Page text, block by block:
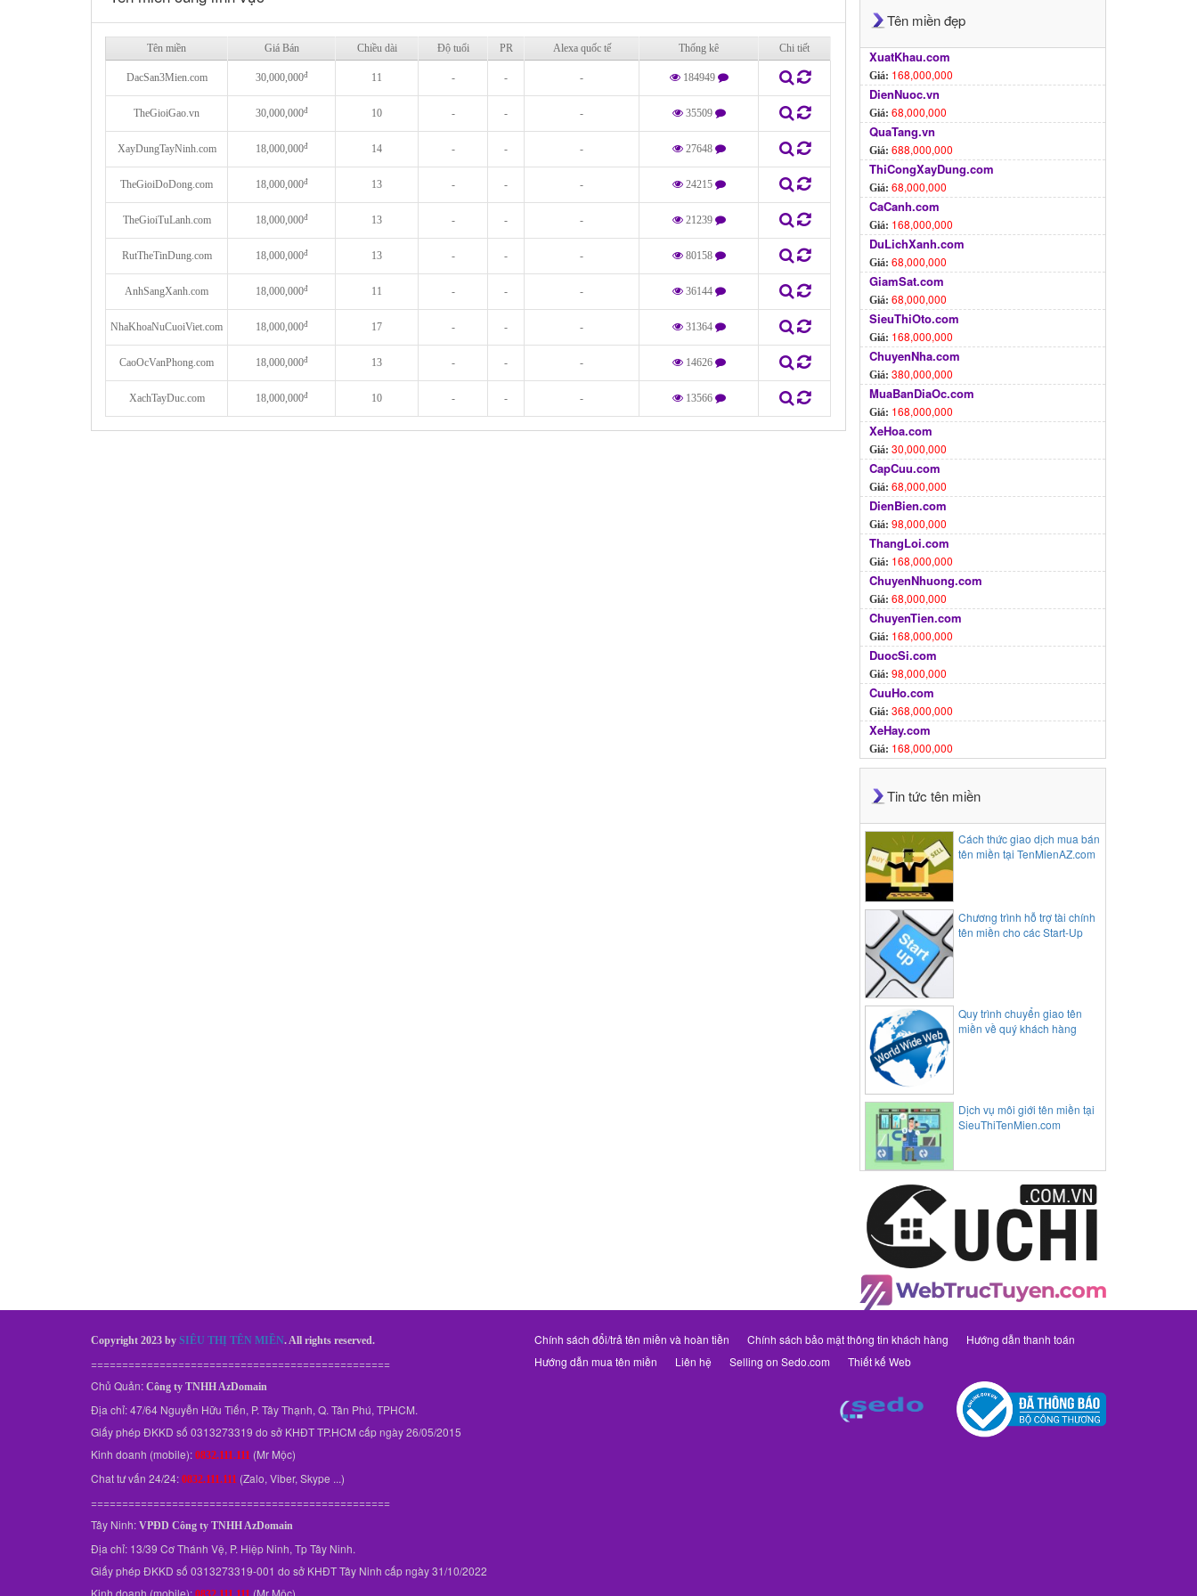
Tên miền Giá Bán Chiều dài Độ tuổi PR Alexa quốc tế Thống kê Chi tiết
DacSan3Mien.com 30,000,000đ 11 - - - 184949
TheGioiGao.vn 30,000,000đ 10 - - - 35509
XayDungTayNinh.com 18,000,000đ 14 - - - 27648
TheGioiDoDong.com 18,000,000đ 13 - - - 24215
TheGioiTuLanh.com 18,000,000đ 13 - - - 21239
RutTheTinDung.com 18,000,000đ 13 - - - 80158
AnhSangXanh.com 18,000,000đ 11 - - - 36144
NhaKhoaNuCuoiViet.com 18,000,000đ 17 - - - 31364
CaoOcVanPhong.com 18,000,000đ 13 - - - 14626
XachTayDuc.com 18,000,000đ 10 - - - 13566
Tên miền đẹp
XuatKhau.com
Giá: 168,000,000
DienNuoc.vn
Giá: 68,000,000
QuaTang.vn
Giá: 688,000,000
ThiCongXayDung.com
Giá: 68,000,000
CaCanh.com
Giá: 168,000,000
DuLichXanh.com
Giá: 68,000,000
GiamSat.com
Giá: 68,000,000
SieuThiOto.com
Giá: 168,000,000
ChuyenNha.com
Giá: 380,000,000
MuaBanDiaOc.com
Giá: 168,000,000
XeHoa.com
Giá: 30,000,000
CapCuu.com
Giá: 68,000,000
DienBien.com
Giá: 98,000,000
ThangLoi.com
Giá: 168,000,000
ChuyenNhuong.com
Giá: 68,000,000
ChuyenTien.com
Giá: 168,000,000
DuocSi.com
Giá: 98,000,000
CuuHo.com
Giá: 368,000,000
XeHay.com
Giá: 168,000,000
Tin tức tên miền
Cách thức giao dịch mua bán
tên miền tại TenMienAZ.com
Chương trình hỗ trợ tài chính
tên miền cho các Start-Up
Quy trình chuyển giao tên
miền về quý khách hàng
Dịch vụ môi giới tên miền tại
SieuThiTenMien.com
Copyright 2023 by SIÊU THỊ TÊN MIỀN. All rights reserved.
================================================
Chủ Quản: Công ty TNHH AzDomain
Địa chỉ: 47/64 Nguyễn Hữu Tiến, P. Tây Thạnh, Q. Tân Phú, TPHCM.
Giấy phép ĐKKD số 0313273319 do sở KHĐT TP.HCM cấp ngày 26/05/2015
Kinh doanh (mobile): 0832.111.111 (Mr Mộc)
Chat tư vấn 24/24: 0832.111.111 (Zalo, Viber, Skype ...)
================================================
Tây Ninh: VPĐD Công ty TNHH AzDomain
Địa chỉ: 13/39 Cơ Thánh Vệ, P. Hiệp Ninh, Tp Tây Ninh.
Giấy phép ĐKKD số 0313273319-001 do sở KHĐT Tây Ninh cấp ngày 31/10/2022
Kinh doanh (mobile):
(Mr Mộc)
Chính sách đổi/trả tên miền và hoàn tiền Chính sách bảo mật thông tin khách hàng
Hướng dẫn thanh toán
Hướng dẫn mua tên miền
Liên hệ Selling on Sedo.com Thiết kế Web